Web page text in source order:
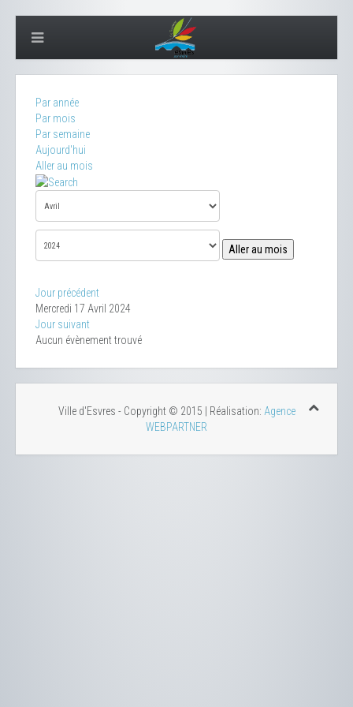
Par année
Par mois
Par semaine
Aujourd'hui
Aller au mois
Aller au mois
Jour précédent
Mercredi 17 Avril 2024
Jour suivant
Aucun évènement trouvé
Ville d'Esvres - Copyright © 2015 | Réalisation: Agence
WEBPARTNER